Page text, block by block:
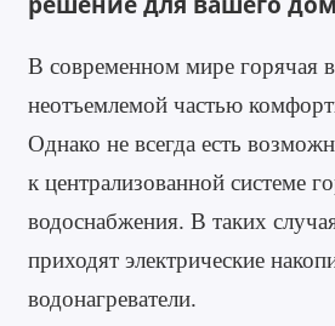
В современном мире горячая
неотъемлемой частью
Однако не всегда есть
к централизованной системе
водоснабжения. В таких
приходят электрические
водонагреватели.